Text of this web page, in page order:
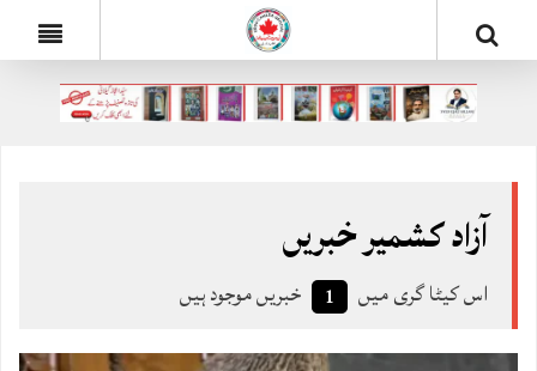
آزاد کشمیر خبریں
اس کیٹا گری میں 1 خبریں موجود ہیں